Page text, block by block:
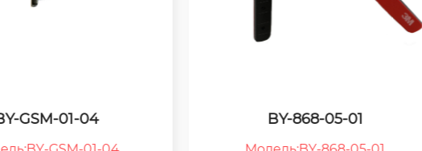
GSM-01-04 BY-868-05-01